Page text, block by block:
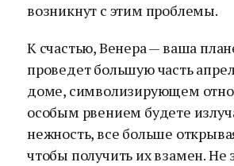
возникнут с этим проблемы.
К счастью, Венера — ваша
проведет большую часть
доме, символизирующем
особым рвением будете
нежность, все больше
чтобы получить их взамен. Не